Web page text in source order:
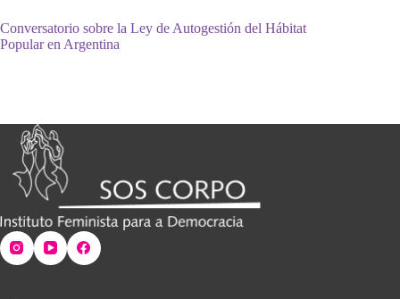
Conversatorio sobre la Ley de Autogestión del Hábitat
Popular en Argentina